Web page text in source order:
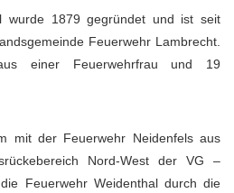
wurde 1879 gegründet und ist seit
Feuerwehr Lambrecht.
einer Feuerwehrfrau und 19
mit der Feuerwehr Neidenfels aus
Nord-West der VG –
Feuerwehr Weidenthal durch die